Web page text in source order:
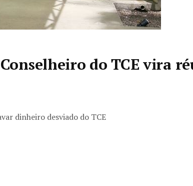
do TCE vira
dinheiro desviado do TCE